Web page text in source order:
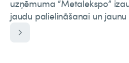
uzņēmuma “Metalekspo”
jaudu palielināšanai un